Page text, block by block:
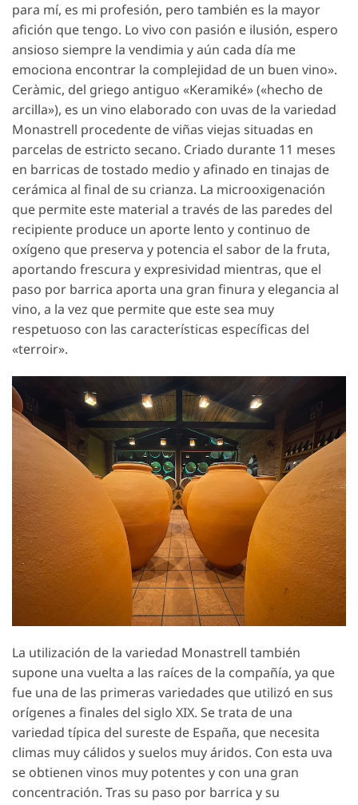
para mí, es mi profesión, pero también es la mayor
afición que tengo. Lo vivo con pasión e ilusión, espero
ansioso siempre la vendimia y aún cada día me
emociona encontrar la complejidad de un buen vino».
Ceràmic, del griego antiguo «Keramiké» («hecho de
arcilla»), es un vino elaborado con uvas de la variedad
Monastrell procedente de viñas viejas situadas en
parcelas de estricto secano. Criado durante 11 meses
en barricas de tostado medio y afinado en tinajas de
cerámica al final de su crianza. La microoxigenación
que permite este material a través de las paredes del
recipiente produce un aporte lento y continuo de
oxígeno que preserva y potencia el sabor de la fruta,
aportando frescura y expresividad mientras, que el
paso por barrica aporta una gran finura y elegancia al
vino, a la vez que permite que este sea muy
respetuoso con las características específicas del
«terroir».
La utilización de la variedad Monastrell también
supone una vuelta a las raíces de la compañía, ya que
fue una de las primeras variedades que utilizó en sus
orígenes a finales del siglo XIX. Se trata de una
variedad típica del sureste de España, que necesita
climas muy cálidos y suelos muy áridos. Con esta uva
se obtienen vinos muy potentes y con una gran
concentración. Tras su paso por barrica y su